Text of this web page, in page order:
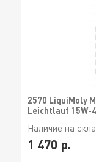
2570 LiquiMoly
Leichtlauf 15W-
Наличие на
1 470 р.